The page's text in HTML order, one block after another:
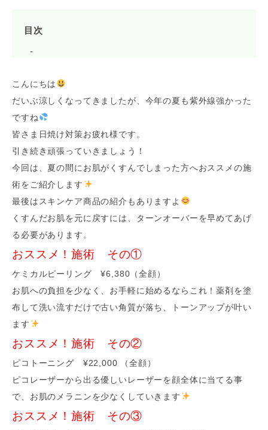
目次
こんにちは
だいぶ涼しくなってきましたが、今年の夏も紫外線強かった
ですね
皆さま日焼け対策お疲れ様です。
引き続き頑張っていきましょう！
今回は、夏の間にお肌がくすんでしまった方へおススメの施
術をご紹介します
最後はスキンケア商品の紹介もありますよ
くすんだお肌を元に戻すには、ターンオーバーを早めてあげ
る必要があります。
おススメ！施術 その①
ケミカルピーリング ¥6,380（全顔）
お肌への負担を少なく、お手軽に始めるならこれ！薬剤を塗
布して洗い流すだけで古い角質が落ち、トーンアップが叶い
ます
おススメ！施術 その②
ピコトーニング ¥22,000 （全顔）
ピコレーザーから出る優しいレーザーを顔全体に当てる事
で、お肌のメラニンを少なくしていきます
おススメ！施術 その③